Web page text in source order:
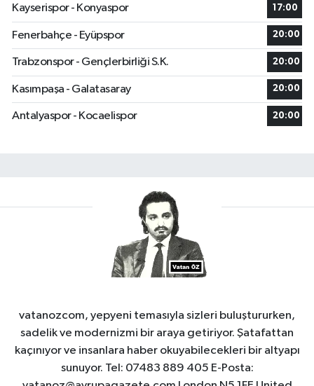
Kayserispor - Konyaspor
17:00
Fenerbahçe - Eyüpspor 20:00
Trabzonspor - Gençlerbirliği S.K. 20:00
Kasımpaşa - Galatasaray 20:00
Antalyaspor - Kocaelispor 20:00
vatanozcom, yepyeni temasıyla sizleri buluştururken,
sadelik ve modernizmi bir araya getiriyor. Şatafattan
kaçınıyor ve insanlara haber okuyabilecekleri bir altyapı
sunuyor. Tel: 07483 889 405 E-Posta: